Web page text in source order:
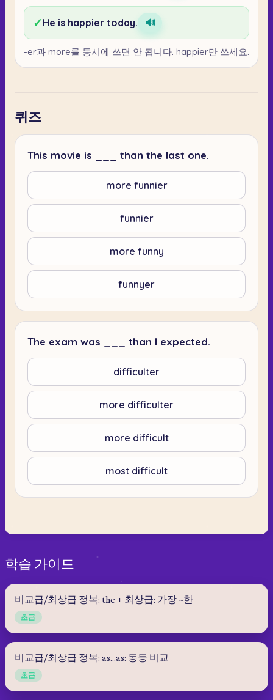
✓He is happier today. 🔊
-er과 more를 동시에 쓰면 안 됩니다. happier만 쓰세요.
퀴즈
This movie is ___ than the last one.
more funnier
funnier
more funny
funnyer
The exam was ___ than I expected.
difficulter
more difficulter
more difficult
most difficult
학습 가이드
비교급/최상급 정복: the + 최상급: 가장 ~한
초급
비교급/최상급 정복: as...as: 동등 비교
초급